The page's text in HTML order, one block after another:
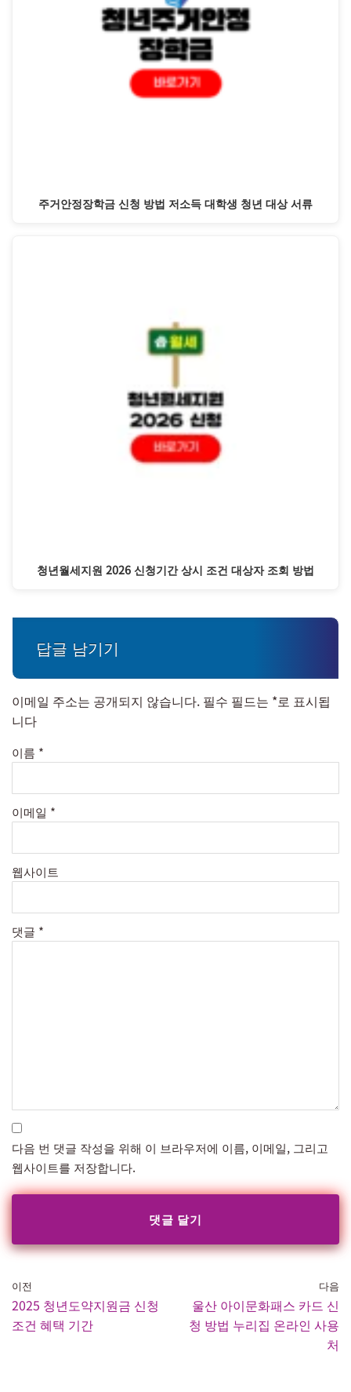
주거안정장학금 신청 방법 저소득 대학생 청년 대상 서류
청년월세지원 2026 신청기간 상시 조건 대상자 조회 방법
답글 남기기
이메일 주소는 공개되지 않습니다. 필수 필드는 *로 표시됩
니다
이름 *
이메일 *
웹사이트
댓글 *
다음 번 댓글 작성을 위해 이 브라우저에 이름, 이메일, 그리고
웹사이트를 저장합니다.
이전
2025 청년도약지원금 신청
조건 혜택 기간
다음
울산 아이문화패스 카드 신
청 방법 누리집 온라인 사용
처